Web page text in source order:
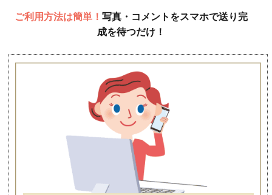
ご利用方法は簡単！ 写真・コメントをスマホで送り完
成を待つだけ！